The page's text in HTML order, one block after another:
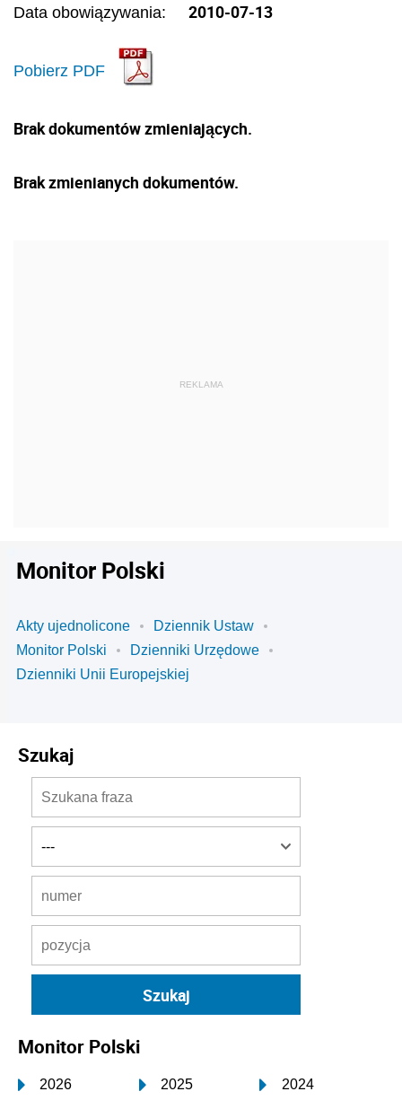
Data obowiązywania: 2010-07-13
Pobierz PDF
Brak dokumentów zmieniających.
Brak zmienianych dokumentów.
Monitor Polski
Akty ujednolicone
Dziennik Ustaw
Monitor Polski
Dzienniki Urzędowe
Dzienniki Unii Europejskiej
Szukaj
Monitor Polski
2026 2025 2024